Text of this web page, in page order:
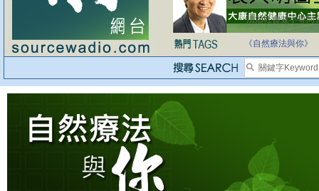
法治社會並不等同
自家教育合法化-
《自然療法與你》